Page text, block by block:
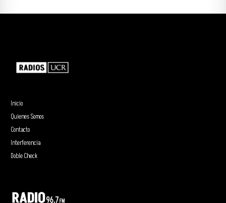
Inicio
Quienes Somos
Contacto
Interferencia
Doble Check